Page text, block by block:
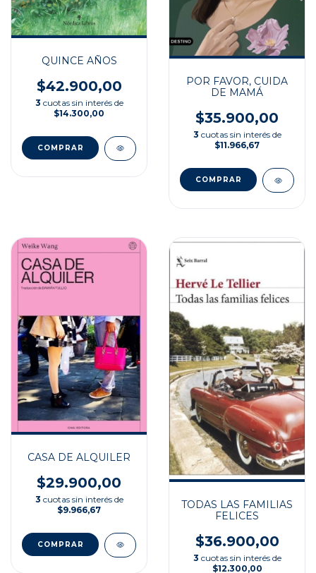
QUINCE AÑOS
$42.900,00
3 cuotas sin interés de
$14.300,00
POR FAVOR, CUIDA
DE MAMÁ
$35.900,00
3 cuotas sin interés de
$11.966,67
CASA DE ALQUILER
$29.900,00
3 cuotas sin interés de
$9.966,67
TODAS LAS FAMILIAS
FELICES
$36.900,00
3 cuotas sin interés de
$12.300,00